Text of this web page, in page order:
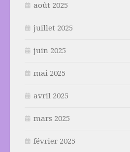
août 2025
juillet 2025
juin 2025
mai 2025
avril 2025
mars 2025
février 2025